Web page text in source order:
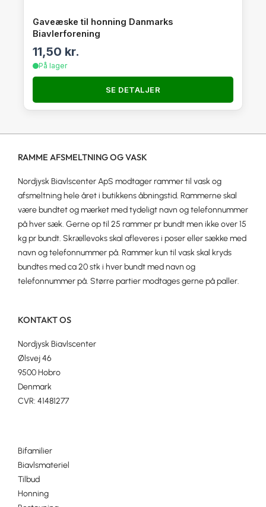
Gaveæske til honning Danmarks
Biavlerforening
11,50 kr.
På lager
SE DETALJER
RAMME AFSMELTNING OG VASK
Nordjysk Biavlscenter ApS modtager rammer til vask og
afsmeltning hele året i butikkens åbningstid. Rammerne skal
være bundtet og mærket med tydeligt navn og telefonnummer
på hver sæk. Gerne op til 25 rammer pr bundt men ikke over 15
kg pr bundt. Skrællevoks skal afleveres i poser eller sække med
navn og telefonnummer på. Rammer kun til vask skal kryds
bundtes med ca 20 stk i hver bundt med navn og
telefonnummer på. Større partier modtages gerne på paller.
KONTAKT OS
Nordjysk Biavlscenter
Ølsvej 46
9500 Hobro
Denmark
CVR: 41481277
Bifamilier
Biavlsmateriel
Tilbud
Honning